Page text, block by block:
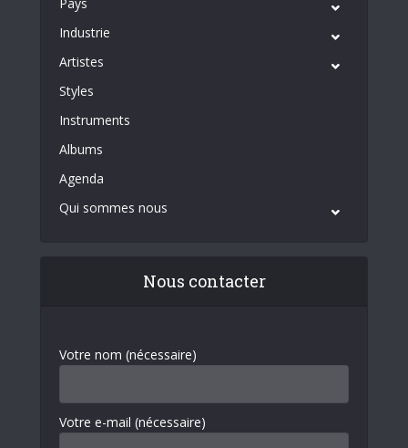
Pays
Industrie
Artistes
Styles
Instruments
Albums
Agenda
Qui sommes nous
Nous contacter
Votre nom (nécessaire)
Votre e-mail (nécessaire)